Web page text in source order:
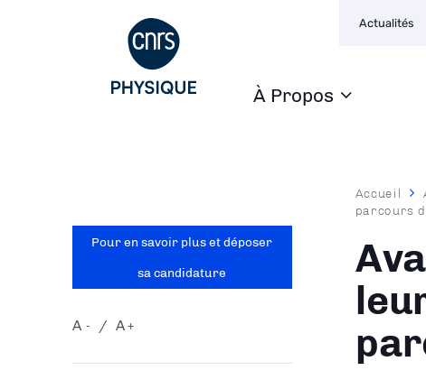
Navigation
À Propos
secondaire
Actualités
Pour en savoir plus et déposer
sa candidature
-
A +
A
Fil
Accueil
parcours